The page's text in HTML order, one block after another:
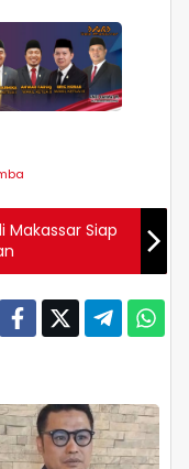
Makassar Siap